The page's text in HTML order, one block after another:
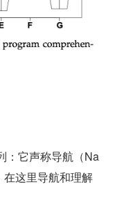
：它声称导航（Na
这里导航和理解